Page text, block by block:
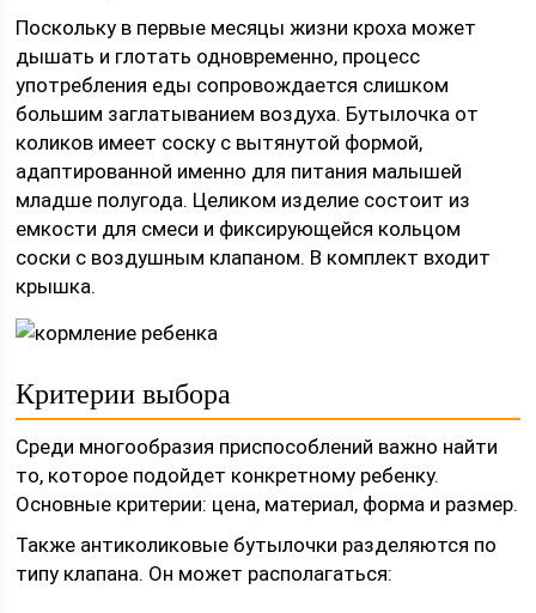
Поскольку в первые месяцы жизни кроха может
дышать и глотать одновременно, процесс
употребления еды сопровождается слишком
большим заглатыванием воздуха. Бутылочка от
коликов имеет соску с вытянутой формой,
адаптированной именно для питания малышей
младше полугода. Целиком изделие состоит из
емкости для смеси и фиксирующейся кольцом
соски с воздушным клапаном. В комплект входит
крышка.
Критерии выбора
Среди многообразия приспособлений важно найти
то, которое подойдет конкретному ребенку.
Основные критерии: цена, материал, форма и размер.
Также антиколиковые бутылочки разделяются по
типу клапана. Он может располагаться: